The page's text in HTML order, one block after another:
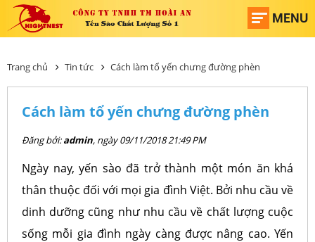
MENU
Trang chủ Tin tức Cách làm tổ yến chưng đường phèn
Cách làm tổ yến chưng đường phèn
Đăng bởi:admin, ngày 09/11/2018 21:49 PM
Ngày nay, yến sào đã trở thành một món ăn khá
thân thuộc đối với mọi gia đình Việt. Bởi nhu cầu về
dinh dưỡng cũng như nhu cầu về chất lượng cuộc
sống mỗi gia đình ngày càng được nâng cao. Yến